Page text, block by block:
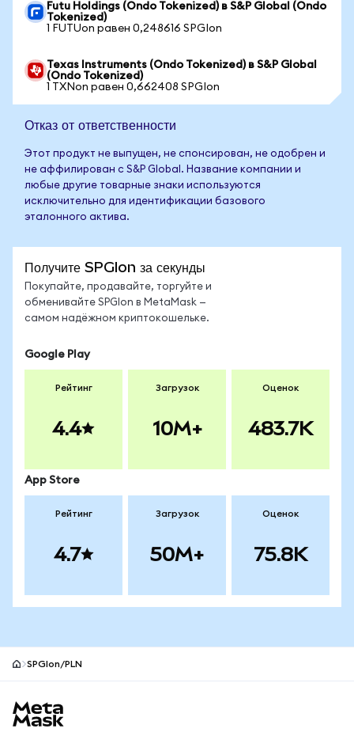
Futu Holdings (Ondo Tokenized) в S&P Global (Ondo
Tokenized)
1 FUTUon равен 0,248616 SPGIon
Texas Instruments (Ondo Tokenized) в S&P Global
(Ondo Tokenized)
1 TXNon равен 0,662408 SPGIon
Отказ от ответственности
Этот продукт не выпущен, не спонсирован, не одобрен и
не аффилирован с S&P Global. Название компании и
любые другие товарные знаки используются
исключительно для идентификации базового
эталонного актива.
Получите SPGIon за секунды
Покупайте, продавайте, торгуйте и
обменивайте SPGIon в MetaMask —
самом надёжном криптокошельке.
Google Play
Рейтинг
4.4
Загрузок
10M+
Оценок
483.7K
App Store
Рейтинг
4.7
Загрузок
50M+
Оценок
75.8K
SPGIon/PLN